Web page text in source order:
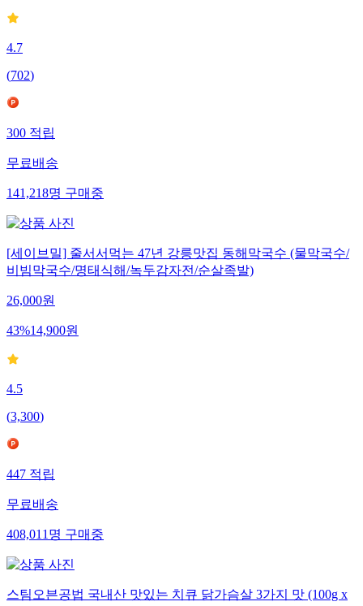
4.7
(702)
300적립
무료배송
141,218명구매중
[세이브밀] 줄서서먹는 47년 강릉맛집 동해막국수 (물막국수/
비빔막국수/명태식해/녹두감자전/순살족발)
26,000원
43%14,900원
4.5
(3,300)
447적립
무료배송
408,011명구매중
스팀오븐공법 국내산 맛있는 치큐 닭가슴살 3가지 맛 (100g x